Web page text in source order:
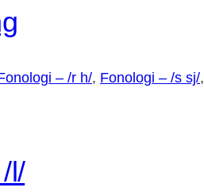
– /r h/, Fonologi – /s sj/,
l/